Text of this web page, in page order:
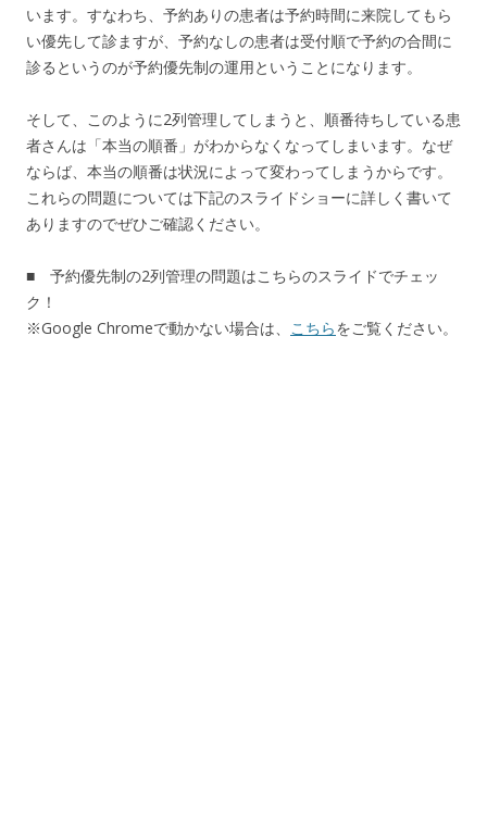
います。 すなわち、 予約ありの患者は予約時間に来院してもら
い優先して診ますが、 予約なしの患者は受付順で予約の合間に
診るというのが予約優先制の運用ということになります。
そして、このように2列管理してしまうと、 順番待ちしている患
者さんは「本当の順番」 がわからなくなってしまいます。なぜ
ならば、 本当の順番は状況によって変わってしまうからです。
これらの問題については下記のスライドショーに詳しく書いて
あり ますのでぜひご確認ください。
■ 予約優先制の2列管理の問題はこちらのスライドでチェッ
ク！
※Google Chromeで動かない場合は、 こちらをご覧ください。